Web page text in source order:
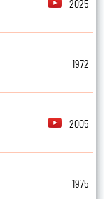
2025
1972
2005
1975